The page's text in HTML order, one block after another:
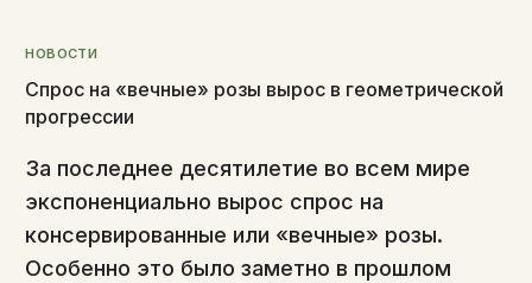
НОВОСТИ
Спрос на «вечные» розы вырос в геометрической
прогрессии
За последнее десятилетие во всем мире
экспоненциально вырос спрос на
консервированные или «вечные» розы.
Особенно это было заметно в прошлом